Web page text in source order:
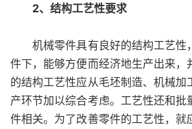
2、结构工艺性要求
机械零件具有良好的结构工艺性
件下，能够方便而经济地生产出来，
的结构工艺性应从毛坯制造、机械加
产环节加以综合考虑。工艺性还和批
件相关。为了改善零件的工艺性，就